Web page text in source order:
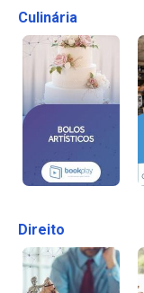
Culinária
Direito